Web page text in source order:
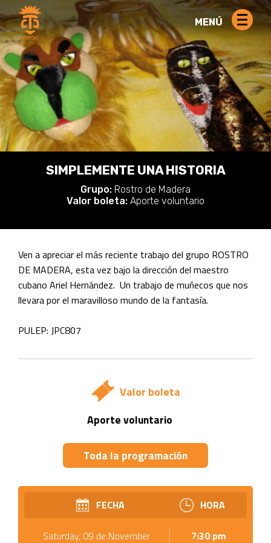
MENÚ
SIMPLEMENTE UNA HISTORIA
Grupo: Rostro de Madera
Valor boleta: Aporte voluntario
Ven a apreciar el más reciente trabajo del grupo ROSTRO
DE MADERA, esta vez bajo la dirección del maestro
cubano Ariel Hernández. Un trabajo de muñecos que nos
llevara por el maravilloso mundo de la fantasía.
PULEP: JPC807
Valor boleta
Aporte voluntario
Toda la programación
FECHA HORA
Saturday, 09 de November 7:30 pm